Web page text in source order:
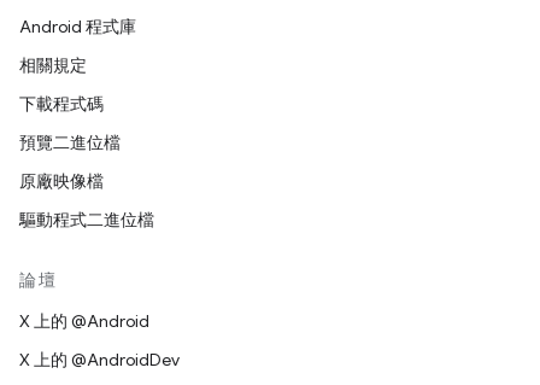
Android 程式庫
相關規定
下載程式碼
預覽二進位檔
原廠映像檔
驅動程式二進位檔
論壇
X 上的 @Android
X 上的 @AndroidDev